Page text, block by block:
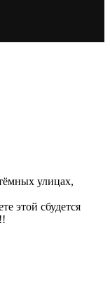
улицах,
этой сбудется